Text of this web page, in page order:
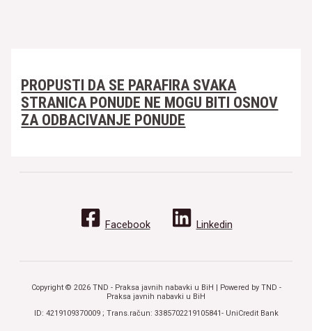
PROPUSTI DA SE PARAFIRA SVAKA
STRANICA PONUDE NE MOGU BITI OSNOV
ZA ODBACIVANJE PONUDE
Facebook Linkedin
Copyright © 2026 TND - Praksa javnih nabavki u BiH | Powered by TND -
Praksa javnih nabavki u BiH
ID: 4219109370009 ; Trans.račun: 3385702219105841- UniCredit Bank